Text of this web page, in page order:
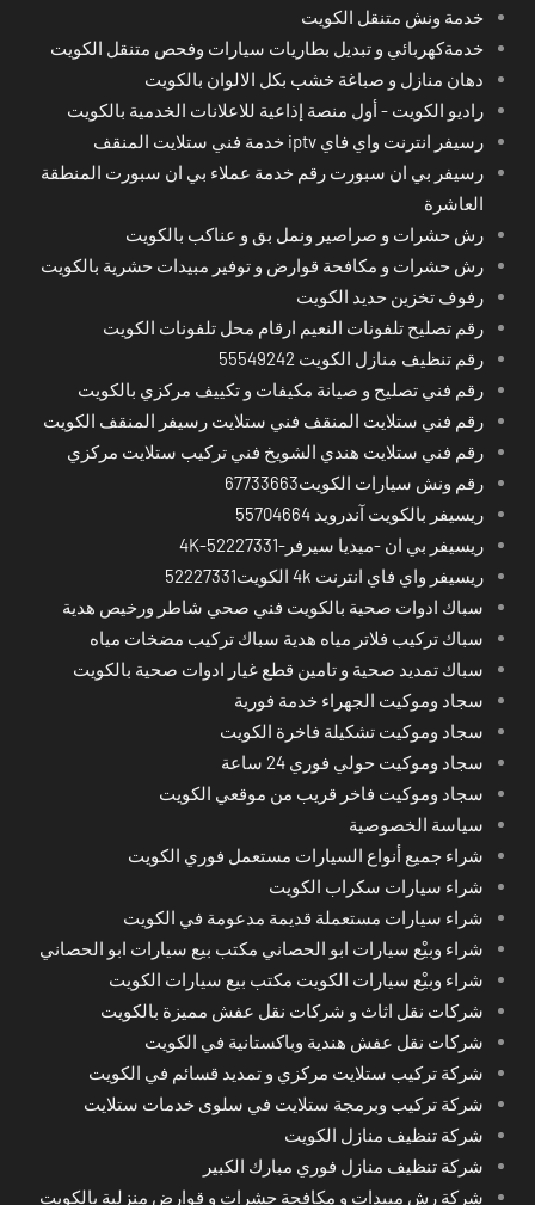
خدمة ونش متنقل الكويت
خدمةكهربائي و تبديل بطاريات سيارات وفحص متنقل الكويت
دهان منازل و صباغة خشب بكل الالوان بالكويت
راديو الكويت - أول منصة إذاعية للاعلانات الخدمية بالكويت
رسيفر انترنت واي فاي iptv خدمة فني ستلايت المنقف
رسيفر بي ان سبورت رقم خدمة عملاء بي ان سبورت المنطقة
العاشرة
رش حشرات و صراصير ونمل بق و عناكب بالكويت
رش حشرات و مكافحة قوارض و توفير مبيدات حشرية بالكويت
رفوف تخزين حديد الكويت
رقم تصليح تلفونات النعيم ارقام محل تلفونات الكويت
رقم تنظيف منازل الكويت 55549242
رقم فني تصليح و صيانة مكيفات و تكييف مركزي بالكويت
رقم فني ستلايت المنقف فني ستلايت رسيفر المنقف الكويت
رقم فني ستلايت هندي الشويخ فني تركيب ستلايت مركزي
رقم ونش سيارات الكويت67733663
ريسيفر بالكويت آندرويد 55704664
ريسيفر بي ان -ميديا سيرفر-4K-52227331
ريسيفر واي فاي انترنت 4k الكويت52227331
سباك ادوات صحية بالكويت فني صحي شاطر ورخيص هدية
سباك تركيب فلاتر مياه هدية سباك تركيب مضخات مياه
سباك تمديد صحية و تامين قطع غيار ادوات صحية بالكويت
سجاد وموكيت الجهراء خدمة فورية
سجاد وموكيت تشكيلة فاخرة الكويت
سجاد وموكيت حولي فوري 24 ساعة
سجاد وموكيت فاخر قريب من موقعي الكويت
سياسة الخصوصية
شراء جميع أنواع السيارات مستعمل فوري الكويت
شراء سيارات سكراب الكويت
شراء سيارات مستعملة قديمة مدعومة في الكويت
شراء وبيْع سيارات ابو الحصاني مكتب بيع سيارات ابو الحصاني
شراء وبيْع سيارات الكويت مكتب بيع سيارات الكويت
شركات نقل اثاث و شركات نقل عفش مميزة بالكويت
شركات نقل عفش هندية وباكستانية في الكويت
شركة تركيب ستلايت مركزي و تمديد قسائم في الكويت
شركة تركيب وبرمجة ستلايت في سلوى خدمات ستلايت
شركة تنظيف منازل الكويت
شركة تنظيف منازل فوري مبارك الكبير
شركة رش مبيدات و مكافحة حشرات و قوارض منزلية بالكويت